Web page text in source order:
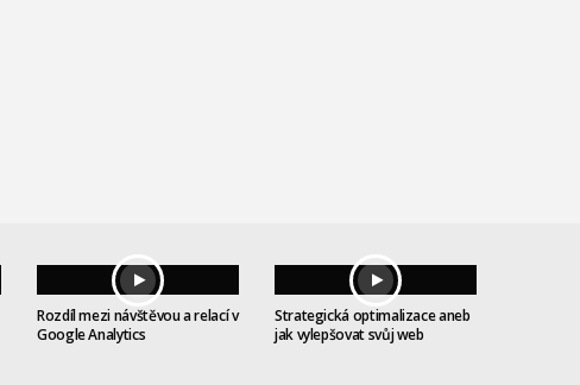
Rozdíl mezi návštěvou a relací v
Google Analytics
Strategická optimalizace aneb
jak vylepšovat svůj web